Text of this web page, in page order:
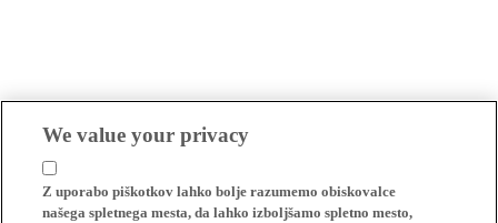
We value your privacy
Z uporabo piškotkov lahko bolje razumemo obiskovalce
našega spletnega mesta, da lahko izboljšamo spletno mesto,